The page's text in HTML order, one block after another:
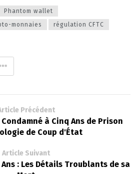
Phantom wallet
monnaies
régulation CFTC
Précédent
à Cinq Ans de Prison
de Coup d'État
Article Suivant
: Les Détails Troublants de sa